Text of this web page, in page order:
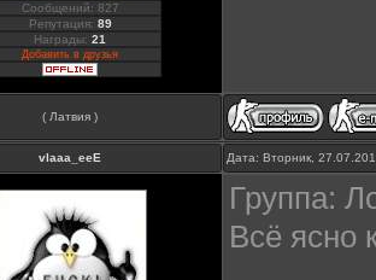
Сообщений: 827
Репутация: 89
Награды:21
Добавить в друзья
( Латвия )
vlaaa_eeE Дата: Вторник,
Группа:
Всё ясно